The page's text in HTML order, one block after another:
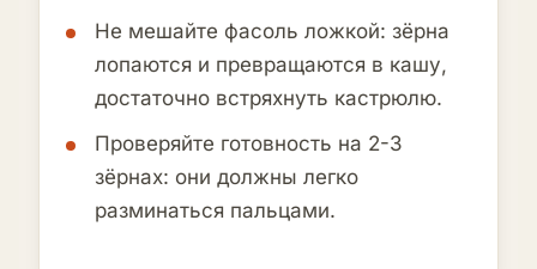
Не мешайте фасоль ложкой: зёрна
лопаются и превращаются в кашу,
достаточно встряхнуть кастрюлю.
Проверяйте готовность на 2-3
зёрнах: они должны легко
разминаться пальцами.